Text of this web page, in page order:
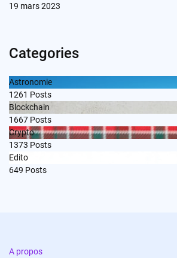
19 mars 2023
Categories
Astronomie
1261 Posts
Blockchain
1667 Posts
Crypto
1373 Posts
Edito
649 Posts
A propos